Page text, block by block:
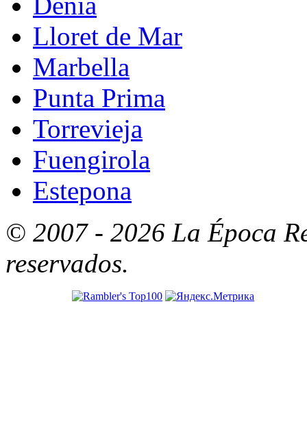
Lloret de Mar
Marbella
Punta Prima
Torrevieja
Fuengirola
Estepona
© 2007 - 2026 La Época
reservados.